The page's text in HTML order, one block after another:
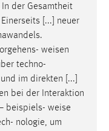
der Gesamtheit
[...] neuer
weisen
techno-
im direkten [...]
bei der Interaktion
beispiels- weise
nologie, um